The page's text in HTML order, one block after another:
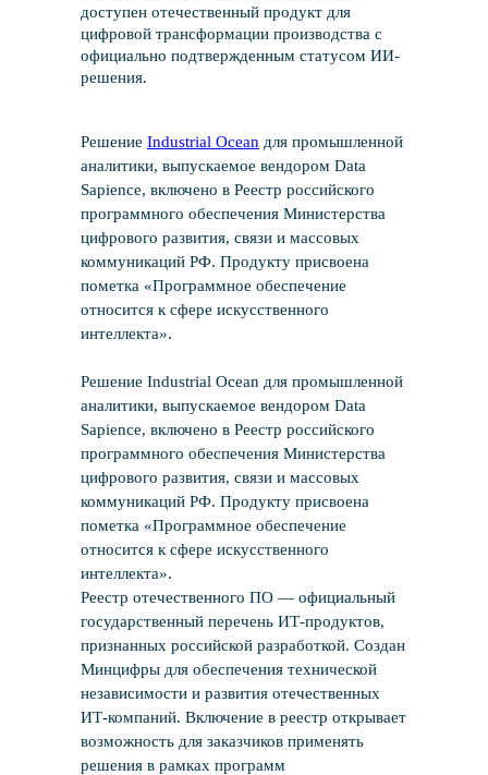
доступен отечественный продукт для
цифровой трансформации производства с
официально подтвержденным статусом ИИ-
решения.
Решение Industrial Ocean для промышленной
аналитики, выпускаемое вендором Data
Sapience, включено в Реестр российского
программного обеспечения Министерства
цифрового развития, связи и массовых
коммуникаций РФ. Продукту присвоена
пометка «Программное обеспечение
относится к сфере искусственного
интеллекта».
Решение Industrial Ocean для промышленной
аналитики, выпускаемое вендором Data
Sapience, включено в Реестр российского
программного обеспечения Министерства
цифрового развития, связи и массовых
коммуникаций РФ. Продукту присвоена
пометка «Программное обеспечение
относится к сфере искусственного
интеллекта».
Реестр отечественного ПО — официальный
государственный перечень ИТ-продуктов,
признанных российской разработкой. Создан
Минцифры для обеспечения технической
независимости и развития отечественных
ИТ-компаний. Включение в реестр открывает
возможность для заказчиков применять
решения в рамках программ